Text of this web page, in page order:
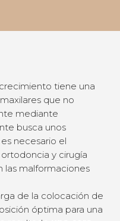
tiene una
que no
mediante
busca unos
necesario el
y cirugía
las malformaciones
de la colocación de
óptima para una